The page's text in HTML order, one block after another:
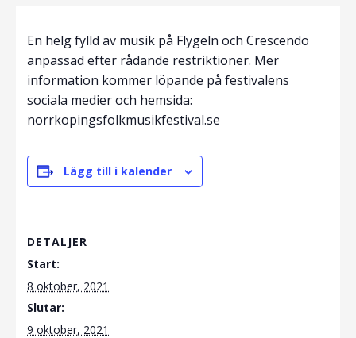
En helg fylld av musik på Flygeln och Crescendo
anpassad efter rådande restriktioner. Mer
information kommer löpande på festivalens
sociala medier och hemsida:
norrkopingsfolkmusikfestival.se
Lägg till i kalender
DETALJER
Start:
8 oktober, 2021
Slutar:
9 oktober, 2021